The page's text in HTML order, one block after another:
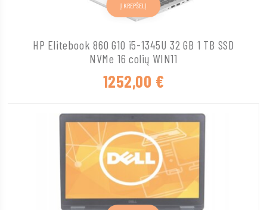
HP Elitebook 860 G10 i5-1345U 32 GB 1 TB SSD
NVMe 16 colių WIN11
1252,00 €
Į KREPŠELĮ